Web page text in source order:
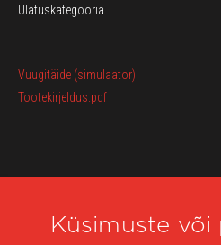
Ulatuskategooria
Vuugitäide (simulaator)
Tootekirjeldus.pdf
Küsimuste